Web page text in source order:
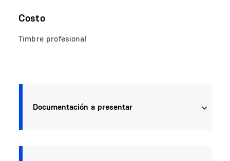
Costo
Timbre profesional
Documentación a presentar